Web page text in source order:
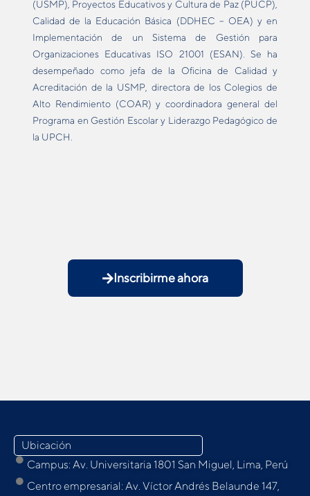
(USMP), Proyectos Educativos y Cultura de Paz (PUCP),
Calidad de la Educación Básica (DDHEC – OEA) y en
Implementación de un Sistema de Gestión para
Organizaciones Educativas ISO 21001 (ESAN). Se ha
desempeñado como jefa de la Oficina de Calidad y
Acreditación de la USMP, directora de los Colegios de
Alto Rendimiento (COAR) y coordinadora general del
Programa en Gestión Escolar y Liderazgo Pedagógico de
la UPCH.
Inscribirme ahora
Ubicación
Campus: Av. Universitaria 1801 San Miguel, Lima, Perú
Centro empresarial: Av. Víctor Andrés Belaunde 147,